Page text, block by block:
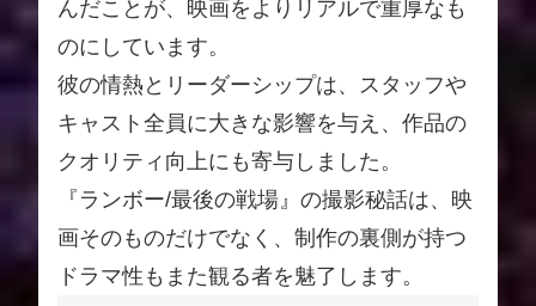
んだことが、映画をよりリアルで重厚なも
のにしています。
彼の情熱とリーダーシップは、スタッフや
キャスト全員に大きな影響を与え、作品の
クオリティ向上にも寄与しました。
『ランボー/最後の戦場』の撮影秘話は、映
画そのものだけでなく、制作の裏側が持つ
ドラマ性もまた観る者を魅了します。